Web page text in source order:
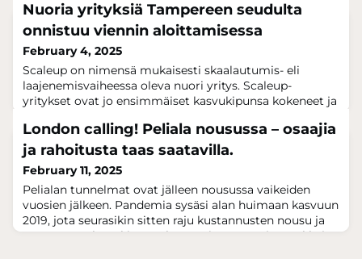
Nuoria yrityksiä Tampereen seudulta
onnistuu viennin aloittamisessa
February 4, 2025
Scaleup on nimensä mukaisesti skaalautumis- eli
laajenemisvaiheessa oleva nuori yritys. Scaleup-
yritykset ovat jo ensimmäiset kasvukipunsa kokeneet ja
viennistä.Business Tampere auttaa näitä yrityksiä
päivittäin liiketoiminnan kasvattamisessa. Tampereen
kaupunkiseudun yhteisessä Startup-yhteisössä tämä
skaalautumisvaihe on jyvitetty Business T
London calling! Peliala nousussa – osaajia
ja rahoitusta taas saatavilla.
February 11, 2025
Pelialan tunnelmat ovat jälleen nousussa vaikeiden
vuosien jälkeen. Pandemia sysäsi alan huimaan kasvuun
2019, jota seurasikin sitten raju kustannusten nousu ja
sen myötä alamäki. Nyt ala on toipumassa ja merkkejä